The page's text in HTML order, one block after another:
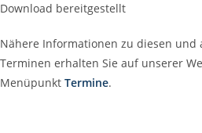
Download bereitgestellt
Nähere Informationen zu diesen und
Terminen erhalten Sie auf unserer
Menüpunkt Termine.